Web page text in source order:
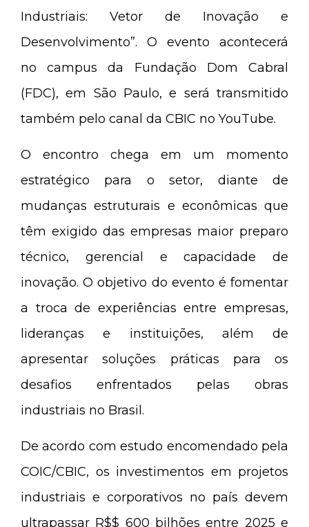
Industriais: Vetor de Inovação e
Desenvolvimento”. O evento acontecerá
no campus da Fundação Dom Cabral
(FDC), em São Paulo, e será transmitido
também pelo canal da CBIC no YouTube.
O encontro chega em um momento
estratégico para o setor, diante de
mudanças estruturais e econômicas que
têm exigido das empresas maior preparo
técnico, gerencial e capacidade de
inovação. O objetivo do evento é fomentar
a troca de experiências entre empresas,
lideranças e instituições, além de
apresentar soluções práticas para os
desafios enfrentados pelas obras
industriais no Brasil.
De acordo com estudo encomendado pela
COIC/CBIC, os investimentos em projetos
industriais e corporativos no país devem
ultrapassar R$$ 600 bilhões entre 2025 e